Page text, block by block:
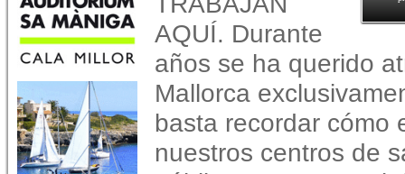
AQUÍ. Durante
años se ha querido
Mallorca
basta recordar cómo
nuestros centros de